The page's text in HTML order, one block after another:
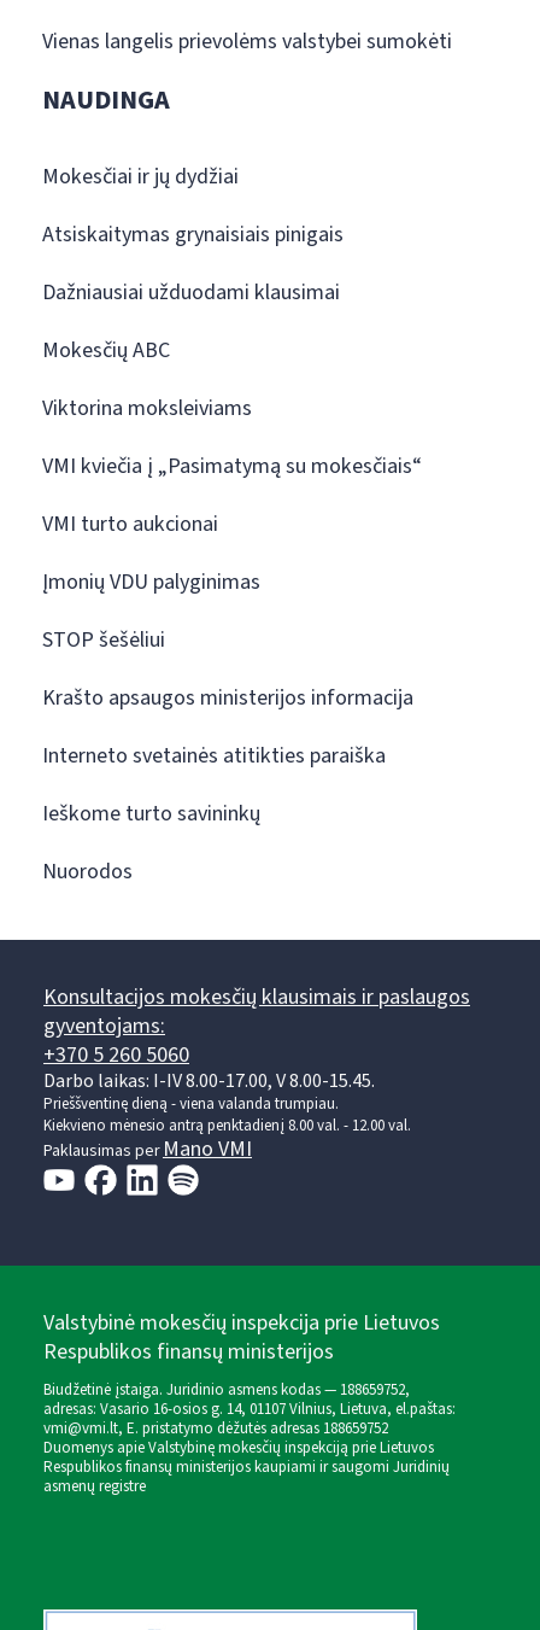
Vienas langelis prievolėms valstybei sumokėti
NAUDINGA
Mokesčiai ir jų dydžiai
Atsiskaitymas grynaisiais pinigais
Dažniausiai užduodami klausimai
Mokesčių ABC
Viktorina moksleiviams
VMI kviečia į „Pasimatymą su mokesčiais“
VMI turto aukcionai
Įmonių VDU palyginimas
STOP šešėliui
Krašto apsaugos ministerijos informacija
Interneto svetainės atitikties paraiška
Ieškome turto savininkų
Nuorodos
Konsultacijos mokesčių klausimais ir paslaugos
gyventojams:
+370 5 260 5060
Darbo laikas: I-IV 8.00-17.00, V 8.00-15.45.
Prieššventinę dieną - viena valanda trumpiau.
Kiekvieno mėnesio antrą penktadienį 8.00 val. - 12.00 val.
Paklausimas perMano VMI
Valstybinė mokesčių inspekcija prie Lietuvos
Respublikos finansų ministerijos
Biudžetinė įstaiga. Juridinio asmens kodas — 188659752,
adresas: Vasario 16-osios g. 14, 01107 Vilnius, Lietuva, el.paštas:
vmi@vmi.lt, E. pristatymo dėžutės adresas 188659752
Duomenys apie Valstybinę mokesčių inspekciją prie Lietuvos
Respublikos finansų ministerijos kaupiami ir saugomi Juridinių
asmenų registre